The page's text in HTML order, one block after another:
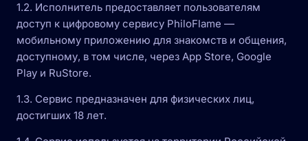
1.2. Исполнитель предоставляет пользователям
доступ к цифровому сервису PhiloFlame —
мобильному приложению для знакомств и общения,
доступному, в том числе, через App Store, Google
Play и RuStore.
1.3. Сервис предназначен для физических лиц,
достигших 18 лет.